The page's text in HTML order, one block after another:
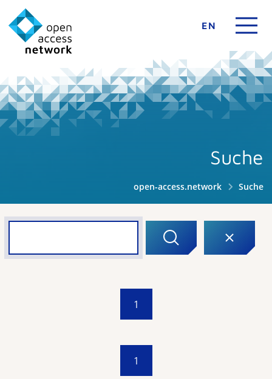
EN
Suche
open-access.network Suche
1
1